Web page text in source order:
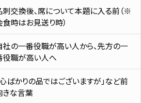
刺交換後、席について本題に入る前（※
食時はお見送り時）
社の一番役職が高い人から、先方の一
役職が高い人へ
心ばかりの品ではございますが」など前
きな言葉